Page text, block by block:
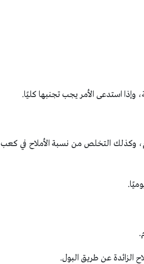
استدعى الأمر يجب تجنبها كليًا.
وكذلك التخلص من نسبة الأملاح في كعب
الزائدة عن طريق البول.